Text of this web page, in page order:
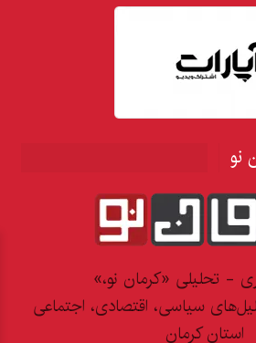
نو
- تحلیلی «کرمان نو،»
سیاسی، اقتصادی، اجتماعی
استان کرمان